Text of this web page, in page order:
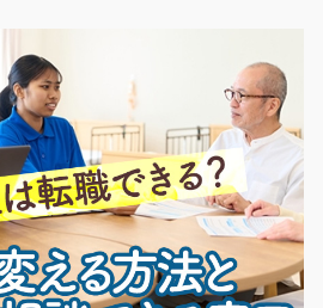
までの短期のお仕事！ リフト経験
気になる